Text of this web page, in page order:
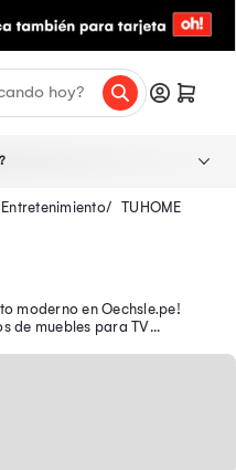
TUHOME
moderno en Oechsle.pe!
de muebles para TV